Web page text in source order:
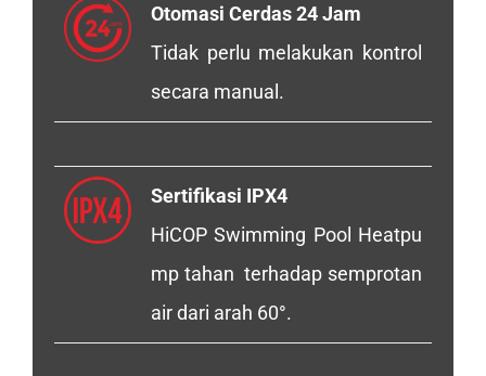
Otomasi Cerdas 24 Jam
Tidak perlu melakukan kontrol
secara manual.
Sertifikasi IPX4
HiCOP Swimming Pool Heatpu
mp tahan terhadap semprotan
air dari arah 60°.